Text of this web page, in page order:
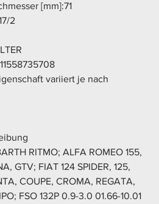
[mm]:71
2
variiert je nach
RITMO; ALFA ROMEO 155,
GTV; FIAT 124 SPIDER, 125,
COUPE, CROMA, REGATA,
FSO 132P 0.9-3.0 01.66-10.01